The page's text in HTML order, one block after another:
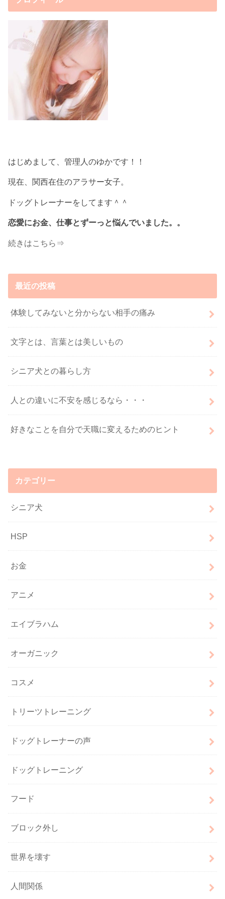
はじめまして、管理人のゆかです！！
現在、関西在住のアラサー女子。
ドッグトレーナーをしてます＾＾
恋愛にお金、仕事とずーっと悩んでいました。。
続きはこちら⇒
最近の投稿
体験してみないと分からない相手の痛み
文字とは、言葉とは美しいもの
シニア犬との暮らし方
人との違いに不安を感じるなら・・・
好きなことを自分で天職に変えるためのヒント
カテゴリー
シニア犬
HSP
お金
アニメ
エイブラハム
オーガニック
コスメ
トリーツトレーニング
ドッグトレーナーの声
ドッグトレーニング
フード
ブロック外し
世界を壊す
人間関係